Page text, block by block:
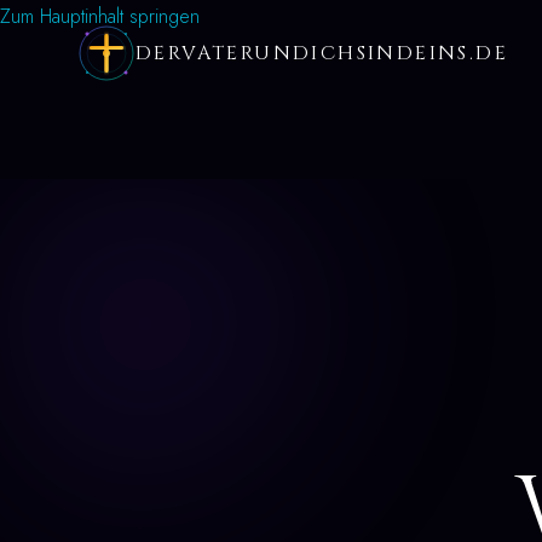
Zum Hauptinhalt springen
DERVATERUNDICHSINDEINS.DE